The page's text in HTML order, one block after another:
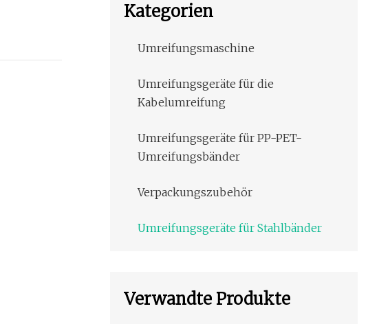
Kategorien
Umreifungsmaschine
Umreifungsgeräte für die
Kabelumreifung
Umreifungsgeräte für PP-PET-
Umreifungsbänder
Verpackungszubehör
Umreifungsgeräte für Stahlbänder
Verwandte Produkte